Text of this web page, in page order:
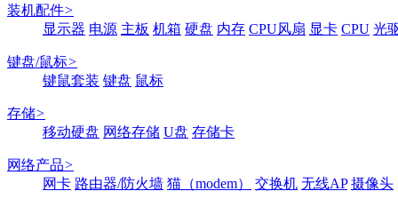
装机配件>
显示器 电源 主板 机箱 硬盘 内存 CPU风扇 显卡 CPU 光
键盘/鼠标>
键鼠套装 键盘 鼠标
存储>
移动硬盘 网络存储 U盘 存储卡
网络产品>
网卡 路由器/防火墙 猫（modem） 交换机 无线AP 摄像头